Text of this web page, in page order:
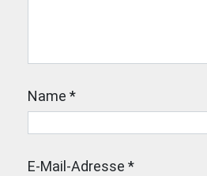
Name *
E-Mail-Adresse *